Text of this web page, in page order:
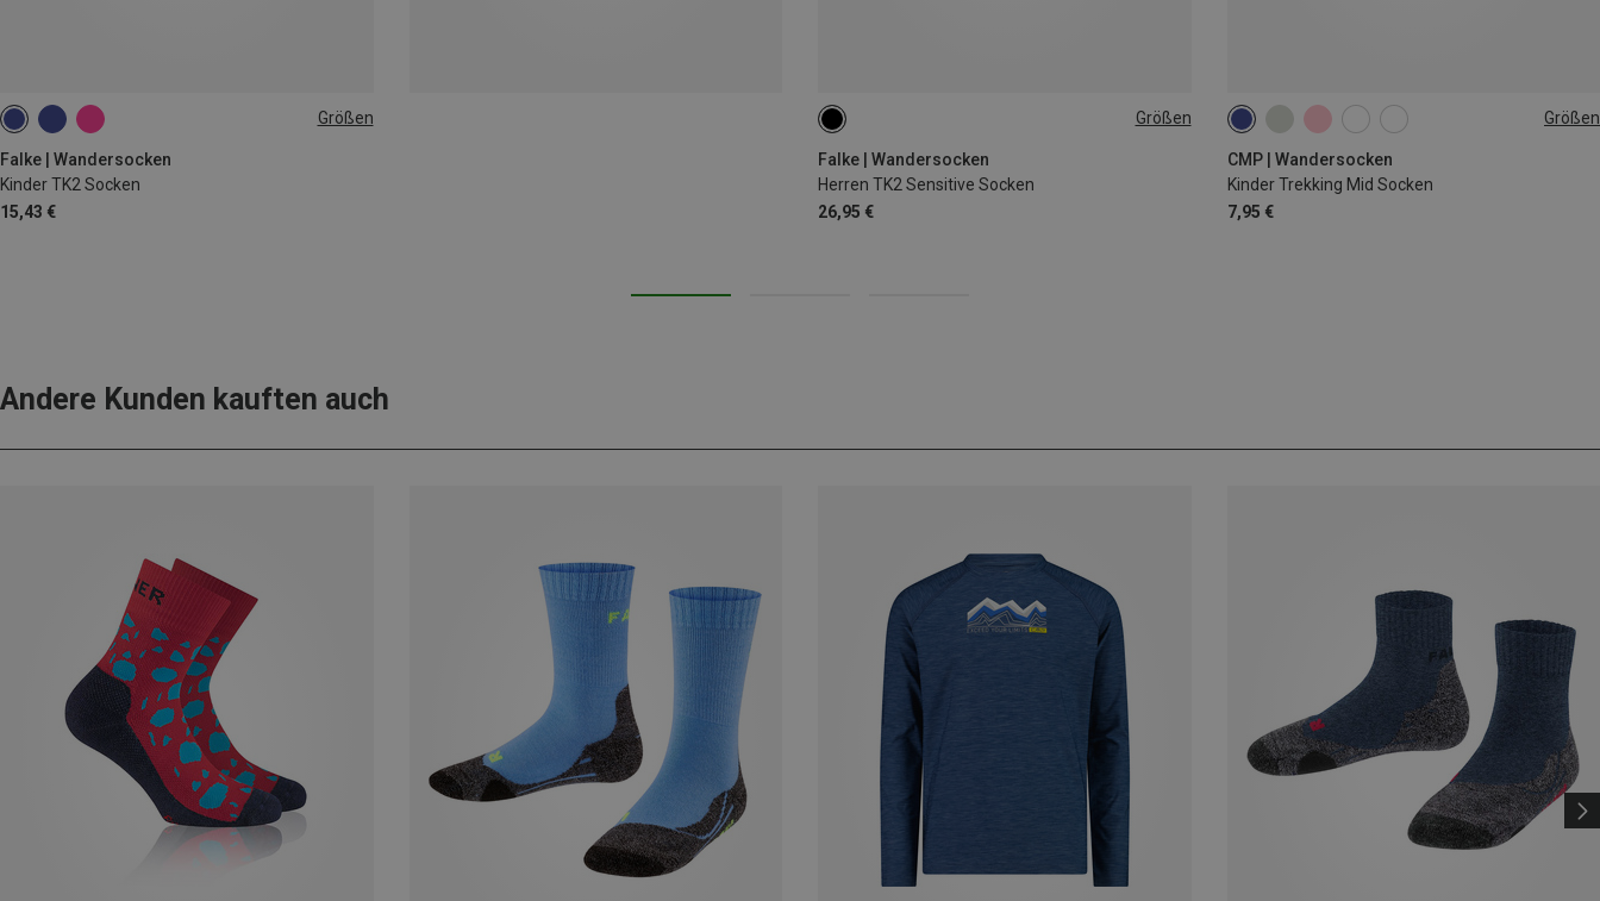
Größen
Falke | Wandersocken
Kinder TK2 Socken
15,43 €
23|24|25|26
35|36|37|38
Größen
Falke | Wandersocken
Herren TK2 Sensitive Socken
26,95 €
39|40|41 Größen
CMP | Wandersocken
Kinder Trekking Mid Socken
7,95 €
25|26|27 28|29|30 34|35|36
Andere Kunden kauften auch